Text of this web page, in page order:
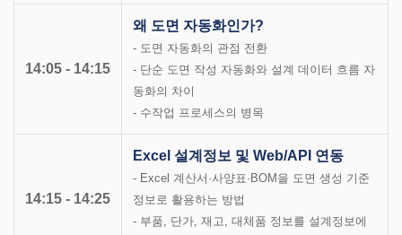
14:05 - 14:15
왜 도면 자동화인가?
- 도면 자동화의 관점 전환
- 단순 도면 작성 자동화와 설계 데이터 흐름 자
동화의 차이
- 수작업 프로세스의 병목
14:15 - 14:25
Excel 설계정보 및 Web/API 연동
- Excel 계산서·사양표·BOM을 도면 생성 기준
정보로 활용하는 방법
- 부품, 단가, 재고, 대체품 정보를 설계정보에